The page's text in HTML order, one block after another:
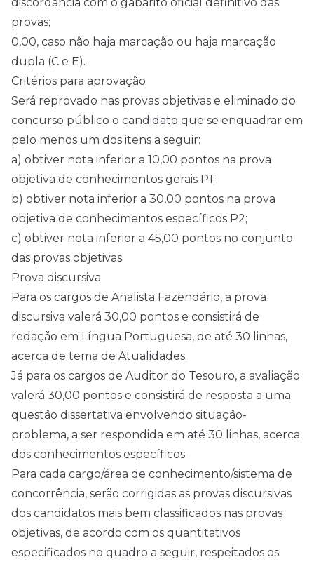
provas;
0,00, caso não haja marcação ou haja marcação
dupla (C e E).
Critérios para aprovação
Será reprovado nas provas objetivas e eliminado do
concurso público o candidato que se enquadrar em
pelo menos um dos itens a seguir:
a) obtiver nota inferior a 10,00 pontos na prova
objetiva de conhecimentos gerais P1;
b) obtiver nota inferior a 30,00 pontos na prova
objetiva de conhecimentos específicos P2;
c) obtiver nota inferior a 45,00 pontos no conjunto
das provas objetivas.
Prova discursiva
Para os cargos de Analista Fazendário, a prova
discursiva valerá 30,00 pontos e consistirá de
redação em Língua Portuguesa, de até 30 linhas,
acerca de tema de Atualidades.
Já para os cargos de Auditor do Tesouro, a avaliação
valerá 30,00 pontos e consistirá de resposta a uma
questão dissertativa envolvendo situação-
problema, a ser respondida em até 30 linhas, acerca
dos conhecimentos específicos.
Para cada cargo/área de conhecimento/sistema de
concorrência, serão corrigidas as provas discursivas
dos candidatos mais bem classificados nas provas
objetivas, de acordo com os quantitativos
especificados no quadro a seguir, respeitados os